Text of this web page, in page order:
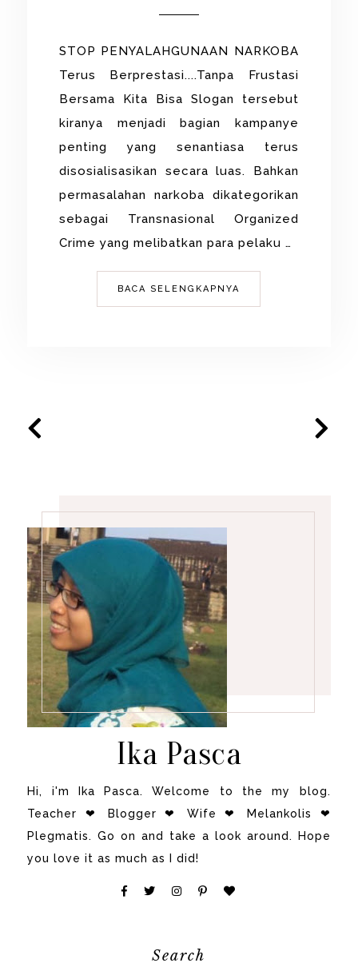
STOP PENYALAHGUNAAN NARKOBA
Terus Berprestasi....Tanpa Frustasi
Bersama Kita Bisa Slogan tersebut
kiranya menjadi bagian kampanye
penting yang senantiasa terus
disosialisasikan secara luas. Bahkan
permasalahan narkoba dikategorikan
sebagai Transnasional Organized
Crime yang melibatkan para pelaku …
BACA SELENGKAPNYA
Ika Pasca
Hi, i'm Ika Pasca. Welcome to the my blog.
Teacher ❤ Blogger ❤ Wife ❤ Melankolis ❤
Plegmatis. Go on and take a look around. Hope
you love it as much as I did!
Search